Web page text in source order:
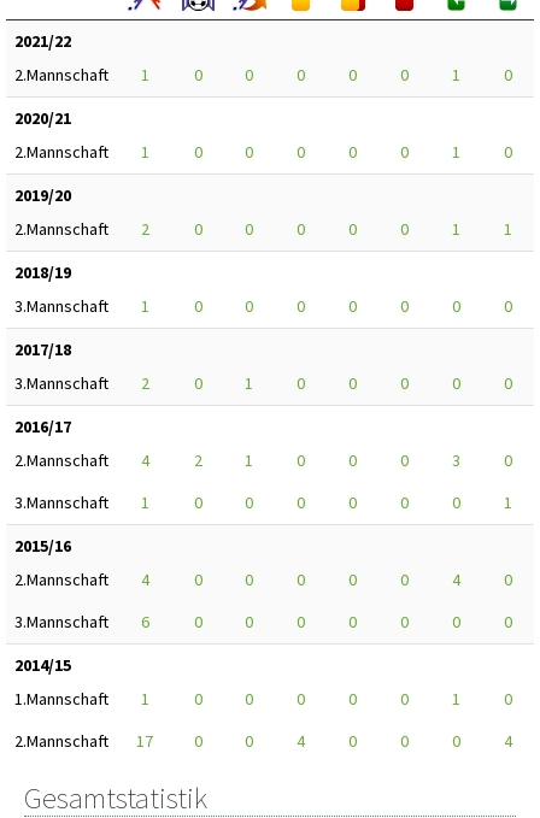
2021/22
2.Mannschaft
1 0 0 0 0 0 1
0
2020/21
2.Mannschaft
1 0 0 0 0 0 1
0
2019/20
2.Mannschaft
2 0 0 0 0 0 1
1
2018/19
3.Mannschaft
1 0 0 0 0 0 0
0
2017/18
3.Mannschaft
2 0 1 0 0 0 0
0
2016/17
2.Mannschaft
4 2 1 0 0 0 3
0
3.Mannschaft
1 0 0 0 0 0 0
1
2015/16
2.Mannschaft
4 0 0 0 0 0 4
0
3.Mannschaft
6 0 0 0 0 0 0
0
2014/15
1.Mannschaft
1 0 0 0 0 0 1
0
2.Mannschaft
17 0 0 4 0 0 0 4
Gesamtstatistik